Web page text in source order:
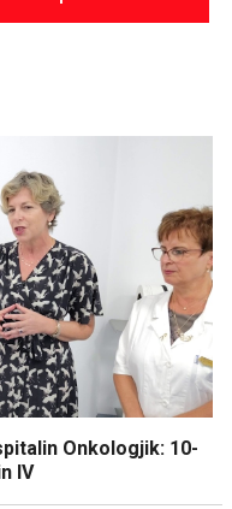
Onkologjik: 10-
IV